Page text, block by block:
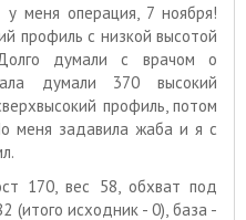
меня операция, 7 ноября!
профиль с низкой высотой
думали с врачом о
думали 370 высокий
профиль, потом
меня задавила жаба и я с
170, вес 58, обхват под
(итого исходник - 0), база -